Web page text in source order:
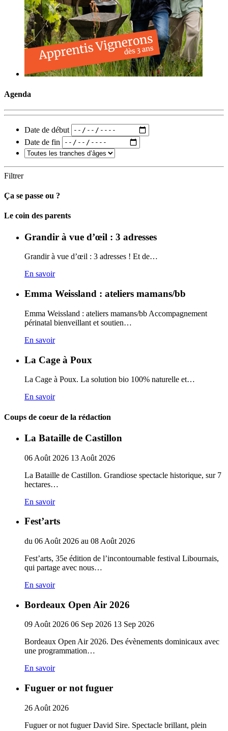
Agenda
Date de début
Date de fin
Filtrer
Ça se passe ou ?
Carto
Le coin des parents
Grandir à vue d’œil : 3 adresses
Grandir à vue d’œil : 3 adresses ! Et de…
En savoir
Emma Weissland : ateliers mamans/bb
Emma Weissland : ateliers mamans/bb Accompagnement
périnatal bienveillant et soutien…
En savoir
La Cage à Poux
La Cage à Poux. La solution bio 100% naturelle et…
En savoir
Coups de coeur de la rédaction
La Bataille de Castillon
06 Août 2026 13 Août 2026
La Bataille de Castillon. Grandiose spectacle historique, sur 7
hectares…
En savoir
Fest’arts
du 06 Août 2026 au 08 Août 2026
Fest’arts, 35e édition de l’incontournable festival Libournais,
qui partage avec nous…
En savoir
Bordeaux Open Air 2026
09Août 2026 06 Sep 2026 13 Sep 2026
Bordeaux Open Air 2026. Des évènements dominicaux avec
une programmation…
En savoir
Fuguer or not fuguer
26 Août 2026
Fuguer or not fuguer David Sire. Spectacle brillant, plein